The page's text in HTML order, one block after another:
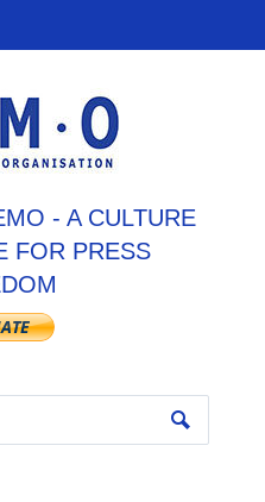
- A CULTURE
FOR PRESS